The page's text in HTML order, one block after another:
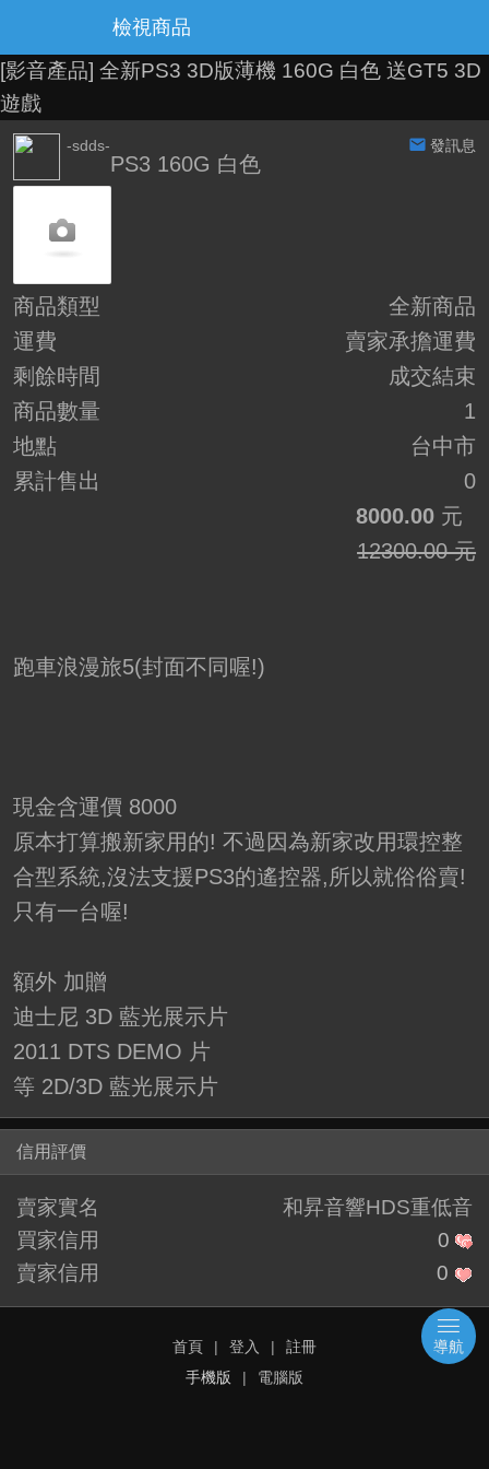
檢視商品
[影音產品] 全新PS3 3D版薄機 160G 白色 送GT5 3D
遊戲
發訊息
-sdds-
PS3 160G 白色
商品類型
全新商品
運費
賣家承擔運費
剩餘時間
成交結束
商品數量
1
地點
台中市
累計售出
0
8000.00 元
12300.00 元
跑車浪漫旅5(封面不同喔!)
現金含運價 8000
原本打算搬新家用的! 不過因為新家改用環控整
合型系統,沒法支援PS3的遙控器,所以就俗俗賣!
只有一台喔!
額外 加贈
迪士尼 3D 藍光展示片
2011 DTS DEMO 片
等 2D/3D 藍光展示片
信用評價
賣家實名
和昇音響HDS重低音
買家信用
0
賣家信用
0
首頁 | 登入 |
註冊
手機版
| 電腦版
導航